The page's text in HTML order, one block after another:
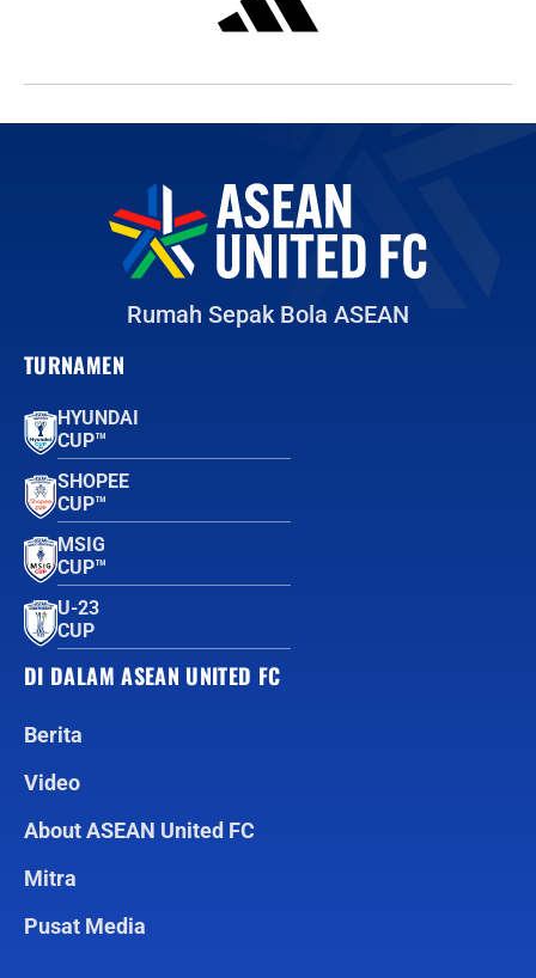
Rumah Sepak Bola ASEAN
TURNAMEN
HYUNDAI
CUP™
SHOPEE
CUP™
MSIG
CUP™
U-23
CUP
DI DALAM ASEAN UNITED FC
Berita
Video
About ASEAN United FC
Mitra
Pusat Media